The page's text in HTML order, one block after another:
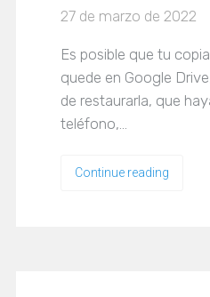
27 de marzo de 2022
Es posible que tu
quede en Google
de restaurarla, que
teléfono,…
Continue reading